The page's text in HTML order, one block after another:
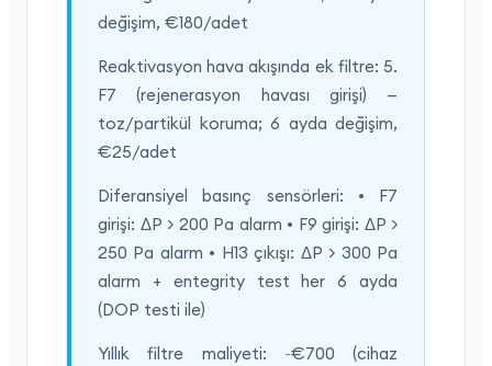
değişim, €180/adet
Reaktivasyon hava akışında ek filtre: 5.
F7 (rejenerasyon havası girişi) —
toz/partikül koruma; 6 ayda değişim,
€25/adet
Diferansiyel basınç sensörleri: • F7
girişi: ΔP > 200 Pa alarm • F9 girişi: ΔP >
250 Pa alarm • H13 çıkışı: ΔP > 300 Pa
alarm + entegrity test her 6 ayda
(DOP testi ile)
Yıllık filtre maliyeti: ~€700 (cihaz